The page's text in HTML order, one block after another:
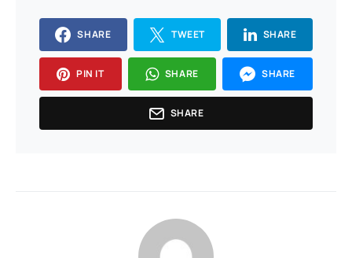
SHARE TWEET SHARE
PIN IT SHARE SHARE
SHARE